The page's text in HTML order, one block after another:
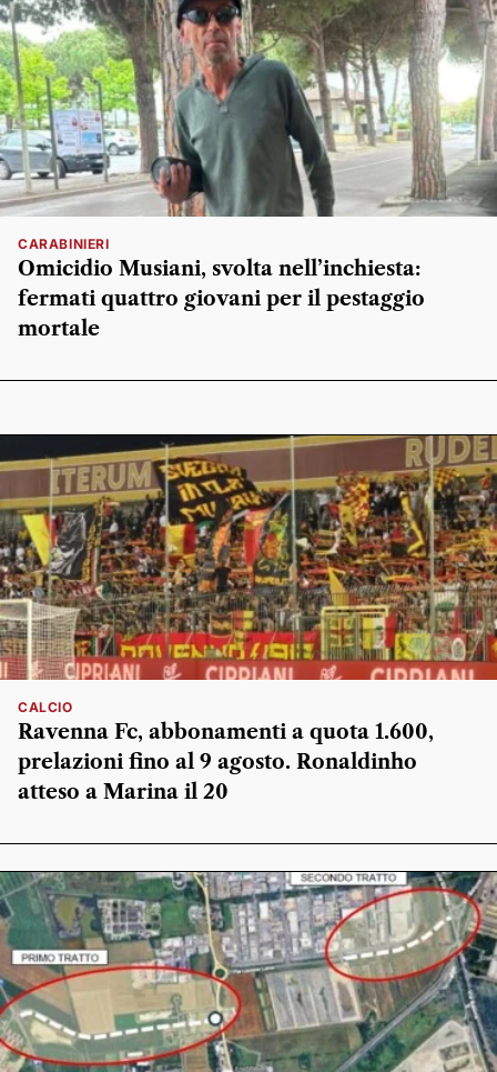
CARABINIERI
Omicidio Musiani, svolta nell’inchiesta:
fermati quattro giovani per il pestaggio
mortale
CALCIO
Ravenna Fc, abbonamenti a quota 1.600,
prelazioni fino al 9 agosto. Ronaldinho
atteso a Marina il 20